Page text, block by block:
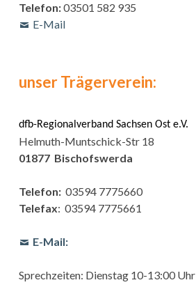
Telefon:03501 582 935
E-Mail
unser Trägerverein:
dfb-Regionalverband Sachsen Ost e.V.
Helmuth-Muntschick-Str 18
01877 Bischofswerda
Telefon:03594 7775660
Telefax: 03594 7775661
E-Mail:
Sprechzeiten: Dienstag 10-13:00 Uhr